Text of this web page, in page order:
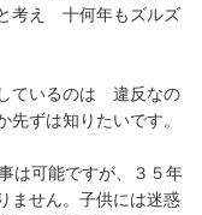
考え　十何年もズルズ
ているのは　違反なの
ずは知りたいです。
は可能ですが、３５年
ません。子供には迷惑